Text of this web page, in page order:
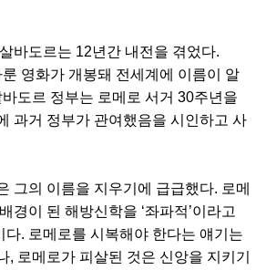
바도르는 12년간 내전을 겪었다.
영화가 개봉돼 전세계에 이름이 알
도르 정부는 로메로 서거 30주년을
과거 정부가 관여했음을 시인하고 사
그의 이름을 지우기에 급급했다. 로메
경이 된 해방신학을 ‘좌파적’이라고
다. 로메로를 시복해야 한다는 얘기는
, 로메로가 피살된 것은 신앙을 지키기